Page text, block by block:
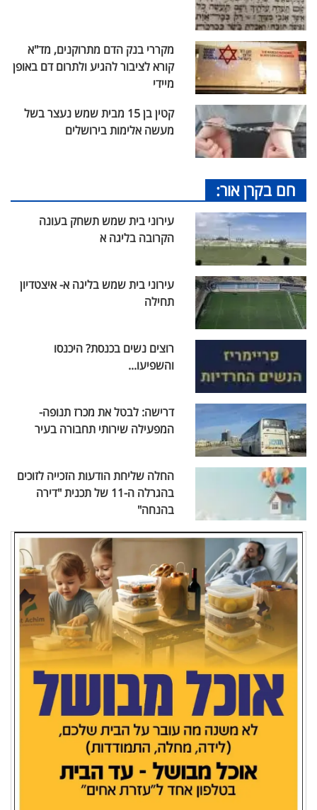
מקררי בנק הדם מתרוקנים, מד"א
קורא לציבור להגיע ולתרום דם באופן
מיידי
קטין בן 15 מבית שמש נעצר בשל
מעשה אלימות בירושלים
חם בקרן אור:
עירוני בית שמש תשחק בעונה
הקרובה בליגה א
עירוני בית שמש בליגה א- איצטדיון
תחילה
רוצים נשים בכנסת? היכנסו
והשפיעו...
דרישה: לבטל את מכרז תנופה-
המפעילה שירותי תחבורה בעיר
החלה שליחת הודעות הזכייה לזוכים
בהגרלה ה-11 של תכנית "דירה
בהנחה"